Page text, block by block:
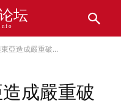
坛
亞造成嚴重破...
成嚴重破